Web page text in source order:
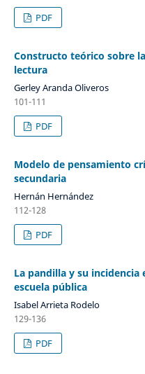
PDF
Constructo teórico sobre
lectura
Gerley Aranda Oliveros
101-111
PDF
Modelo de pensamiento
secundaria
Hernán Hernández
112-128
PDF
La pandilla y su incidencia
escuela pública
Isabel Arrieta Rodelo
129-136
PDF